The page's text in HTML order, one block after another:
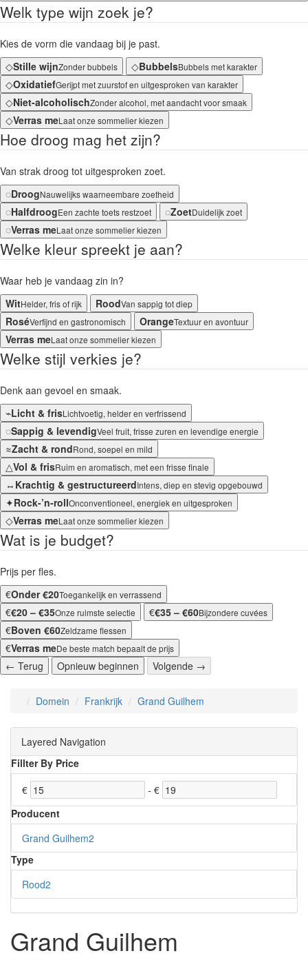
Welk type wijn zoek je?
Kies de vorm die vandaag bij je past.
◇Stille wijnZonder bubbels ◇BubbelsBubbels met karakter
◇OxidatiefGerijpt met zuurstof en uitgesproken van karakter
◇Niet-alcoholischZonder alcohol, met aandacht voor smaak
◇Verras meLaat onze sommelier kiezen
Hoe droog mag het zijn?
Van strak droog tot uitgesproken zoet.
◌DroogNauwelijks waarneembare zoetheid
◌HalfdroogEen zachte toets restzoet ◌ZoetDuidelijk zoet
◌Verras meLaat onze sommelier kiezen
Welke kleur spreekt je aan?
Waar heb je vandaag zin in?
WitHelder, fris of rijk RoodVan sappig tot diep
RoséVerfijnd en gastronomisch OrangeTextuur en avontuur
Verras meLaat onze sommelier kiezen
Welke stijl verkies je?
Denk aan gevoel en smaak.
⌁Licht & frisLichtvoetig, helder en verfrissend
◌Sappig & levendigVeel fruit, frisse zuren en levendige energie
≈Zacht & rondRond, soepel en mild
△Vol & frisRuim en aromatisch, met een frisse finale
↔ Krachtig & gestructureerdIntens, diep en stevig opgebouwd
✦Rock-’n-rollOnconventioneel, energiek en uitgesproken
◇Verras meLaat onze sommelier kiezen
Wat is je budget?
Prijs per fles.
€Onder €20Toegankelijk en verrassend
€€20 – €35Onze ruimste selectie €€35 – €60Bijzondere cuvées
€Boven €60Zeldzame flessen
€Verras meDe beste match bepaalt de prijs
← Terug Opnieuw beginnen Volgende →
Domein Frankrijk Grand Guilhem
Layered Navigation
Fillter By Price
€
- €
Producent
Grand Guilhem2
Type
Rood2
Grand Guilhem